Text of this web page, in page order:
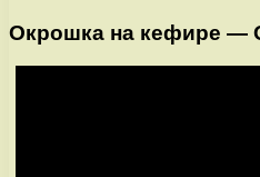
Окрошка на кефире —